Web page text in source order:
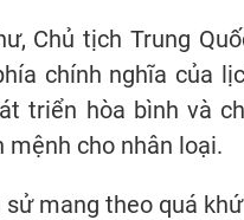
Chủ tịch Trung
chính nghĩa của
triển hòa bình và
mệnh cho nhân loại.
sử mang theo quá